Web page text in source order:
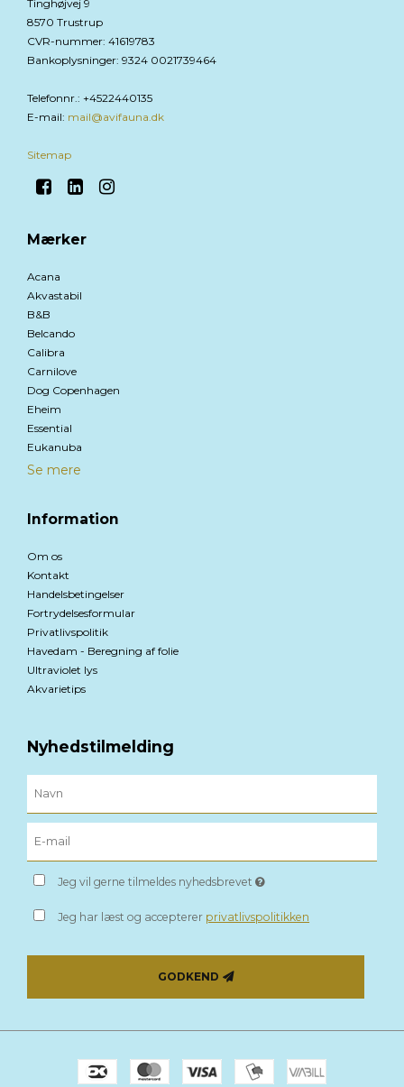
Tinghøjvej 9
8570 Trustrup
CVR-nummer: 41619783
Bankoplysninger: 9324 0021739464
Telefonnr.: +4522440135
E-mail: mail@avifauna.dk
Sitemap
Mærker
Acana
Akvastabil
B&B
Belcando
Calibra
Carnilove
Dog Copenhagen
Eheim
Essential
Eukanuba
Se mere
Information
Om os
Kontakt
Handelsbetingelser
Fortrydelsesformular
Privatlivspolitik
Havedam - Beregning af folie
Ultraviolet lys
Akvarietips
Nyhedstilmelding
Jeg vil gerne tilmeldes nyhedsbrevet
Jeg har læst og accepterer privatlivspolitikken
GODKEND